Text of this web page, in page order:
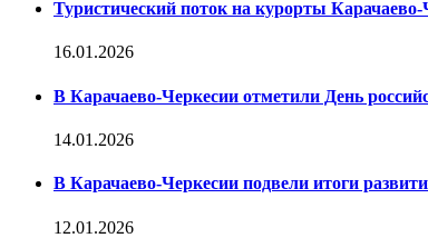
Туристический поток на курорты
16.01.2026
В Карачаево-Черкесии отметили День
14.01.2026
В Карачаево-Черкесии подвели итоги
12.01.2026